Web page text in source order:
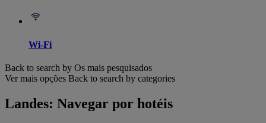
Wi-Fi
Back to search by Os mais pesquisados
Ver mais opções Back to search by categories
Landes: Navegar por hotéis